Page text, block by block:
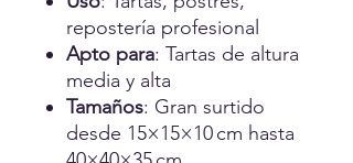
repostería profesional
Apto para: Tartas de altura
media y alta
Tamaños: Gran surtido
desde 15×15×10 cm hasta